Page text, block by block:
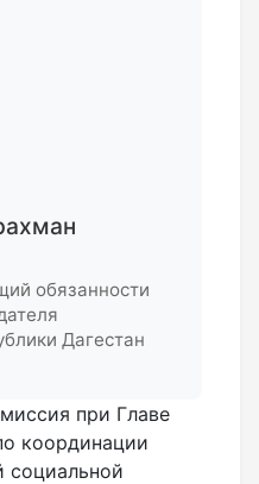
обязанности
Дагестан
при Главе
координации
социальной